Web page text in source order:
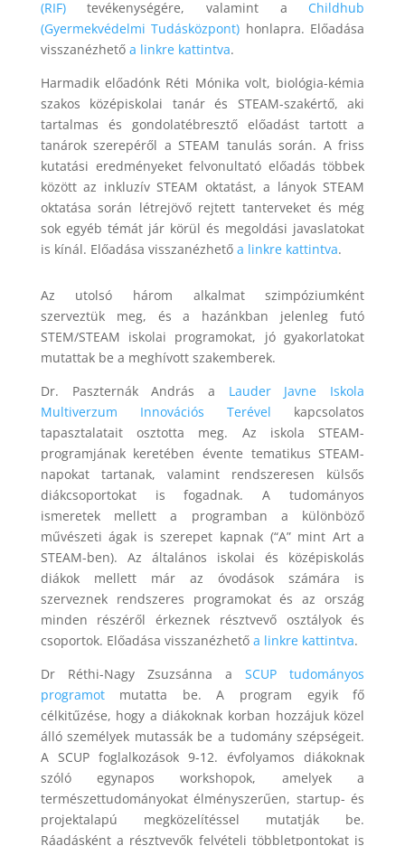
(RIF)tevékenységére, valamint a Childhub
(Gyermekvédelmi Tudásközpont) honlapra. Előadása
visszanézhető a linkre kattintva.
Harmadik előadónk Réti Mónika volt, biológia-kémia
szakos középiskolai tanár és STEAM-szakértő, aki
tartalmas és gondolatébresztő előadást tartott a
tanárok szerepéről a STEAM tanulás során. A friss
kutatási eredményeket felvonultató előadás többek
között az inkluzív STEAM oktatást, a lányok STEAM
oktatása során létrejövő rejtett tanterveket és még
sok egyéb témát jár körül és megoldási javaslatokat
is kínál. Előadása visszanézhető a linkre kattintva.
Az utolsó három alkalmat szimpóziumként
szerveztük meg, és a hazánkban jelenleg futó
STEM/STEAM iskolai programokat, jó gyakorlatokat
mutattak be a meghívott szakemberek.
Dr. Paszternák András a Lauder Javne Iskola
Multiverzum Innovációs Terével kapcsolatos
tapasztalatait osztotta meg. Az iskola STEAM-
programjának keretében évente tematikus STEAM-
napokat tartanak, valamint rendszeresen külsős
diákcsoportokat is fogadnak. A tudományos
ismeretek mellett a programban a különböző
művészeti ágak is szerepet kapnak (“A” mint Art a
STEAM-ben). Az általános iskolai és középiskolás
diákok mellett már az óvodások számára is
szerveznek rendszeres programokat és az ország
minden részéről érkeznek résztvevő osztályok és
csoportok. Előadása visszanézhető a linkre kattintva.
Dr Réthi-Nagy Zsuzsánna aSCUP tudományos
programotmutatta be. A program egyik fő
célkitűzése, hogy a diákoknak korban hozzájuk közel
álló személyek mutassák be a tudomány szépségeit.
A SCUP foglalkozások 9-12. évfolyamos diákoknak
szóló egynapos workshopok, amelyek a
természettudományokat élményszerűen, startup- és
projektalapú megközelítéssel mutatják be.
Ráadásként a résztvevők felvételi többletpontokat is